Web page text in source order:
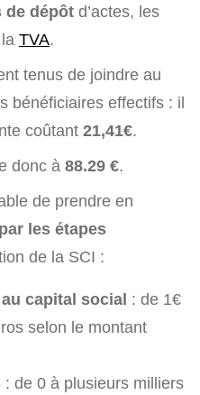
de dépôt d’actes, les
TVA.
tenus de joindre au
bénéficiaires effectifs : il
coûtant 21,41€.
donc à 88.29 €.
de prendre en
les étapes
de la SCI :
capital social : de 1€
selon le montant
: de 0 à plusieurs milliers